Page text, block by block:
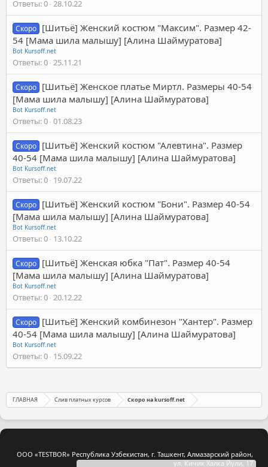
Ответы 0 28.10.22
Скоро [Шитьё] Женский костюм "Максим". Размер 42-
54 [Мама шила малышу] [Алина Шаймуратова]
Bot Kursoff.net
Ответы 0 25.11.21
Скоро [Шитьё] Женское платье Миртл. Размеры 40-54
[Мама шила малышу] [Алина Шаймуратова]
Bot Kursoff.net
Ответы 0 01.08.23
Скоро [Шитьё] Женский костюм "Алевтина". Размер
40-54 [Мама шила малышу] [Алина Шаймуратова]
Bot Kursoff.net
Ответы 0 19.07.22
Скоро [Шитьё] Женский костюм "Бони". Размер 40-54
[Мама шила малышу] [Алина Шаймуратова]
Bot Kursoff.net
Ответы 0 13.10.22
Скоро [Шитьё] Женская юбка "Пат". Размер 40-54
[Мама шила малышу] [Алина Шаймуратова]
Bot Kursoff.net
Ответы 0 20.12.22
Скоро [Шитьё] Женский комбинезон "Хантер". Размер
40-54 [Мама шила малышу] [Алина Шаймуратова]
Bot Kursoff.net
Ответы 0 15.09.22
ГЛАВНАЯ Слив платных курсов Скоро на kursoff.net
ООО «TESTBOR» Республика Узбекистан, г. Ташкент, Алмазарский район,
ул. Кичик Халка Йули, 17